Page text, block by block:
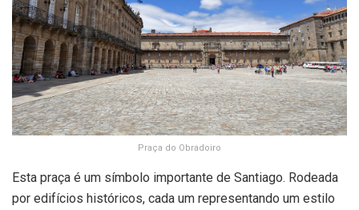
Praça do Obradoiro
Esta praça é um símbolo importante de Santiago. Rodeada
por edifícios históricos, cada um representando um estilo